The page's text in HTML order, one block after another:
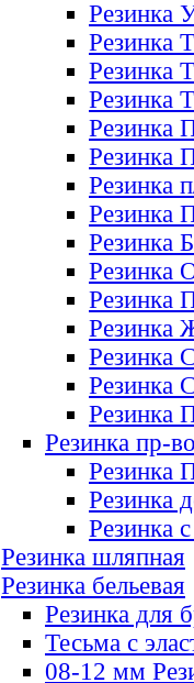
Резинка
Резинка пр-
Резинка
Резинка
Резинка шляпная
Резинка бельевая
Резинка для
Тесьма с
08-12 мм